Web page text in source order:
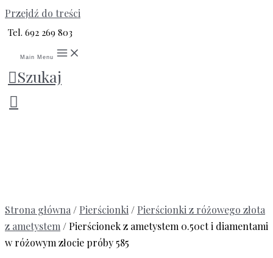
Przejdź do treści
Tel. 692 269 803
Main Menu
Szukaj
Strona główna / Pierścionki / Pierścionki z różowego złota
z ametystem / Pierścionek z ametystem 0.50ct i diamentami
w różowym złocie próby 585